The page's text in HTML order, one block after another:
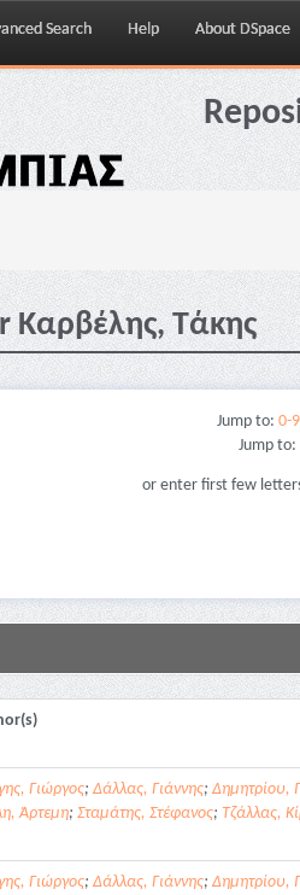
Search Help About DSpace
Καρβέλης, Τάκης
Jump to: 0-9
Jump to:
or enter first few
Γιώργος; Δάλλας, Γιάννης; Δημητρίου,
Άρτεμη; Σταμάτης, Στέφανος; Τζάλλας,
Γιώργος; Δάλλας, Γιάννης; Δημητρίου,